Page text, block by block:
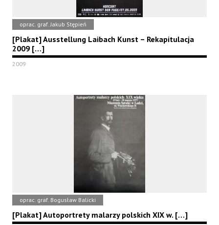
oprac. graf. Jakub Stępień
[Plakat] Ausstellung Laibach Kunst – Rekapitulacja
2009 […]
2009
oprac. graf. Bogusław Balicki
[Plakat] Autoportrety malarzy polskich XIX w. […]